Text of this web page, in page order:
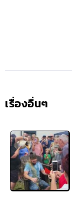
เรื่องอื่นๆ